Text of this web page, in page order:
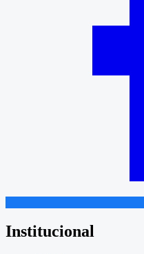
Institucional